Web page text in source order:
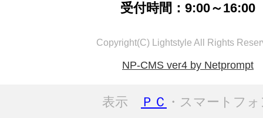
受付時間：9:00～16:00
Copyright(C) Lightstyle All Rights
NP-CMS ver4 by Netprompt
表示 ＰＣ ・スマートフ